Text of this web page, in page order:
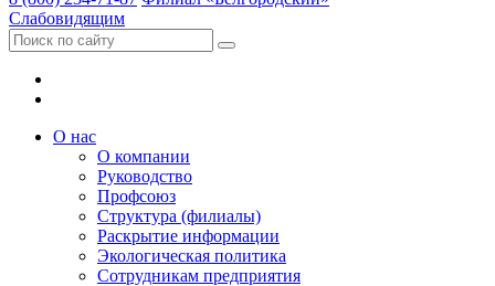
Слабовидящим
О нас
О компании
Руководство
Профсоюз
Структура (филиалы)
Раскрытие информации
Экологическая политика
Сотрудникам предприятия